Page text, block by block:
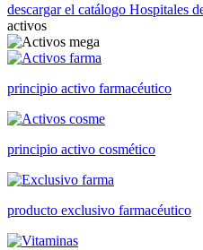
descargar el catálogo Hospitales
activos
principio activo farmacéutico
principio activo cosmético
producto exclusivo farmacéutico